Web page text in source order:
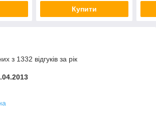
Купити
з 1332 відгуків за рік